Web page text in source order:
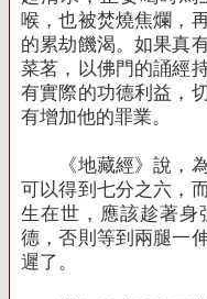
喉，也被焚燒焦爛，
的累劫饑渴。如果真
菜茗，以佛門的誦經
有實際的功德利益，
有增加他的罪業。
《地藏經》說，為
可以得到七分之六，
生在世，應該趁著身
德，否則等到兩腿一
遲了。